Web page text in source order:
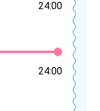
24:00
24:00